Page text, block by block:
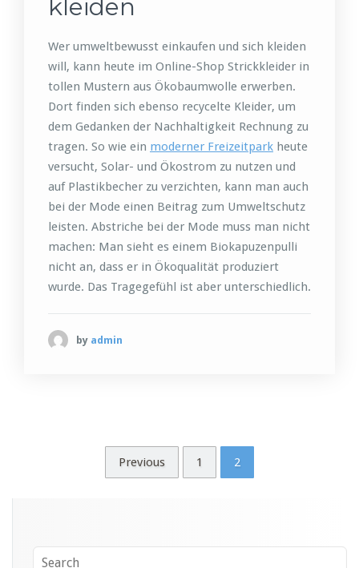
kleiden
Wer umweltbewusst einkaufen und sich kleiden
will, kann heute im Online-Shop Strickkleider in
tollen Mustern aus Ökobaumwolle erwerben.
Dort finden sich ebenso recycelte Kleider, um
dem Gedanken der Nachhaltigkeit Rechnung zu
tragen. So wie ein moderner Freizeitpark heute
versucht, Solar- und Ökostrom zu nutzen und
auf Plastikbecher zu verzichten, kann man auch
bei der Mode einen Beitrag zum Umweltschutz
leisten. Abstriche bei der Mode muss man nicht
machen: Man sieht es einem Biokapuzenpulli
nicht an, dass er in Ökoqualität produziert
wurde. Das Tragegefühl ist aber unterschiedlich.
by admin
Previous 1 2